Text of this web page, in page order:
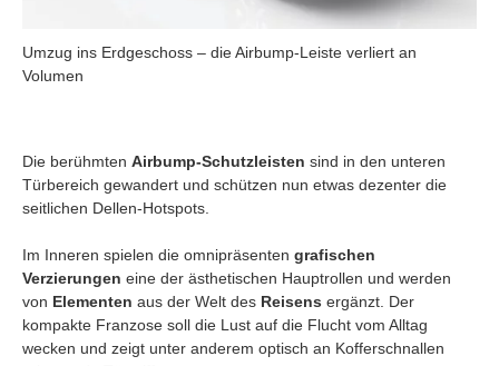
Umzug ins Erdgeschoss – die Airbump-Leiste verliert an
Volumen
Die berühmten Airbump-Schutzleisten sind in den unteren
Türbereich gewandert und schützen nun etwas dezenter die
seitlichen Dellen-Hotspots.
Im Inneren spielen die omnipräsenten grafischen
Verzierungen eine der ästhetischen Hauptrollen und werden
von Elementen aus der Welt des Reisens ergänzt. Der
kompakte Franzose soll die Lust auf die Flucht vom Alltag
wecken und zeigt unter anderem optisch an Kofferschnallen